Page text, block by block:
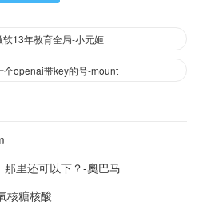
软13年教育全局-小元姬
个openai带key的号-mount
里还可以下？-奧巴马
核糖核酸